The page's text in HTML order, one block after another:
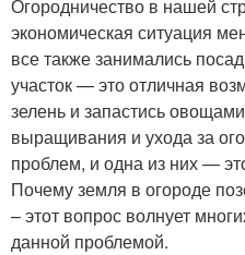
Огородничество в нашей
экономическая ситуация
все также занимались
участок — это отличная
зелень и запастись
выращивания и ухода за
проблем, и одна из них —
Почему земля в огороде
– этот вопрос волнует
данной проблемой.